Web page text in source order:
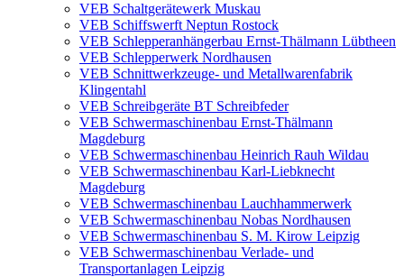
VEB Schaltgerätewerk Muskau
VEB Schiffswerft Neptun Rostock
VEB Schlepperanhängerbau Ernst-Thälmann Lübtheen
VEB Schlepperwerk Nordhausen
VEB Schnittwerkzeuge- und Metallwarenfabrik
Klingentahl
VEB Schreibgeräte BT Schreibfeder
VEB Schwermaschinenbau Ernst-Thälmann
Magdeburg
VEB Schwermaschinenbau Heinrich Rauh Wildau
VEB Schwermaschinenbau Karl-Liebknecht
Magdeburg
VEB Schwermaschinenbau Lauchhammerwerk
VEB Schwermaschinenbau Nobas Nordhausen
VEB Schwermaschinenbau S. M. Kirow Leipzig
VEB Schwermaschinenbau Verlade- und
Transportanlagen Leipzig